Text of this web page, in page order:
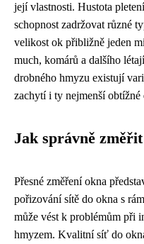
její vlastnosti. Hustota
schopnost zadržovat různé
velikost ok přibližně jeden
much, komárů a dalšího
drobného hmyzu existují
zachytí i ty nejmenší obtížné
Jak správně
Přesné změření okna
pořizování sítě do okna s
může vést k problémům při
hmyzem. Kvalitní síť do